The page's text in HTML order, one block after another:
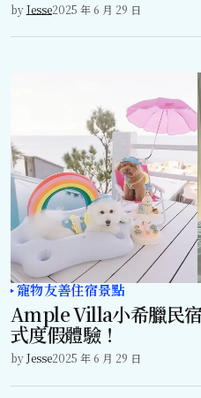
byJesse2025 年 6 月 29 日
寵物友善住宿景點
Ample Villa小希臘民
式度假體驗！
byJesse2025 年 6 月 29 日